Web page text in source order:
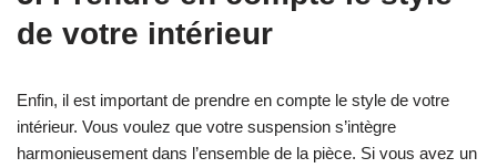
de votre intérieur
Enfin, il est important de prendre en compte le style de votre
intérieur. Vous voulez que votre suspension s’intègre
harmonieusement dans l’ensemble de la pièce. Si vous avez un